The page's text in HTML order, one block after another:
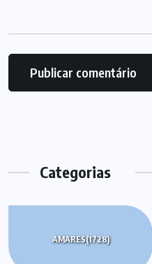
Categorias
AMARES(1728)